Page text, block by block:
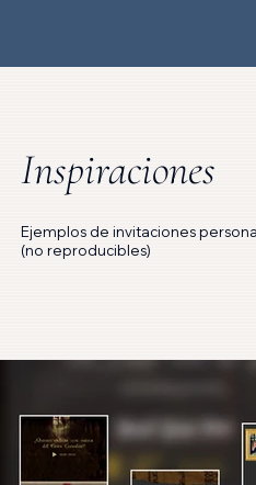
Inspiraciones
Ejemplos de invitaciones
(no reproducibles)